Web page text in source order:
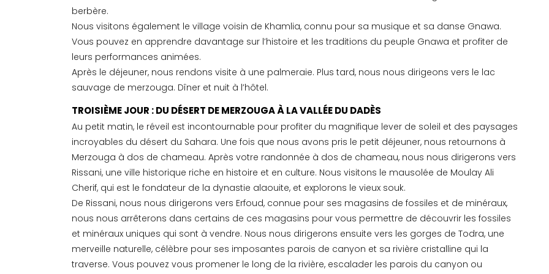
berbère.
Nous visitons également le village voisin de Khamlia, connu pour sa musique et sa danse Gnawa.
Vous pouvez en apprendre davantage sur l’histoire et les traditions du peuple Gnawa et profiter de
leurs performances animées.
Après le déjeuner, nous rendons visite à une palmeraie. Plus tard, nous nous dirigeons vers le lac
sauvage de merzouga. Dîner et nuit à l’hôtel.
TROISIÈME JOUR : DU DÉSERT DE MERZOUGA À LA VALLÉE DU DADÈS
Au petit matin, le réveil est incontournable pour profiter du magnifique lever de soleil et des paysages
incroyables du désert du Sahara. Une fois que nous avons pris le petit déjeuner, nous retournons à
Merzouga à dos de chameau. Après votre randonnée à dos de chameau, nous nous dirigerons vers
Rissani, une ville historique riche en histoire et en culture. Nous visitons le mausolée de Moulay Ali
Cherif, qui est le fondateur de la dynastie alaouite, et explorons le vieux souk.
De Rissani, nous nous dirigerons vers Erfoud, connue pour ses magasins de fossiles et de minéraux,
nous nous arrêterons dans certains de ces magasins pour vous permettre de découvrir les fossiles
et minéraux uniques qui sont à vendre. Nous nous dirigerons ensuite vers les gorges de Todra, une
merveille naturelle, célèbre pour ses imposantes parois de canyon et sa rivière cristalline qui la
traverse. Vous pouvez vous promener le long de la rivière, escalader les parois du canyon ou